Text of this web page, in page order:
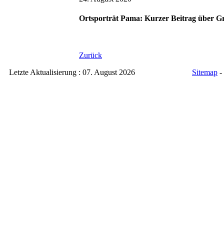
Ortsporträt Pama: Kurzer Beitrag über
Zurück
Letzte Aktualisierung : 07. August 2026
Sitemap -